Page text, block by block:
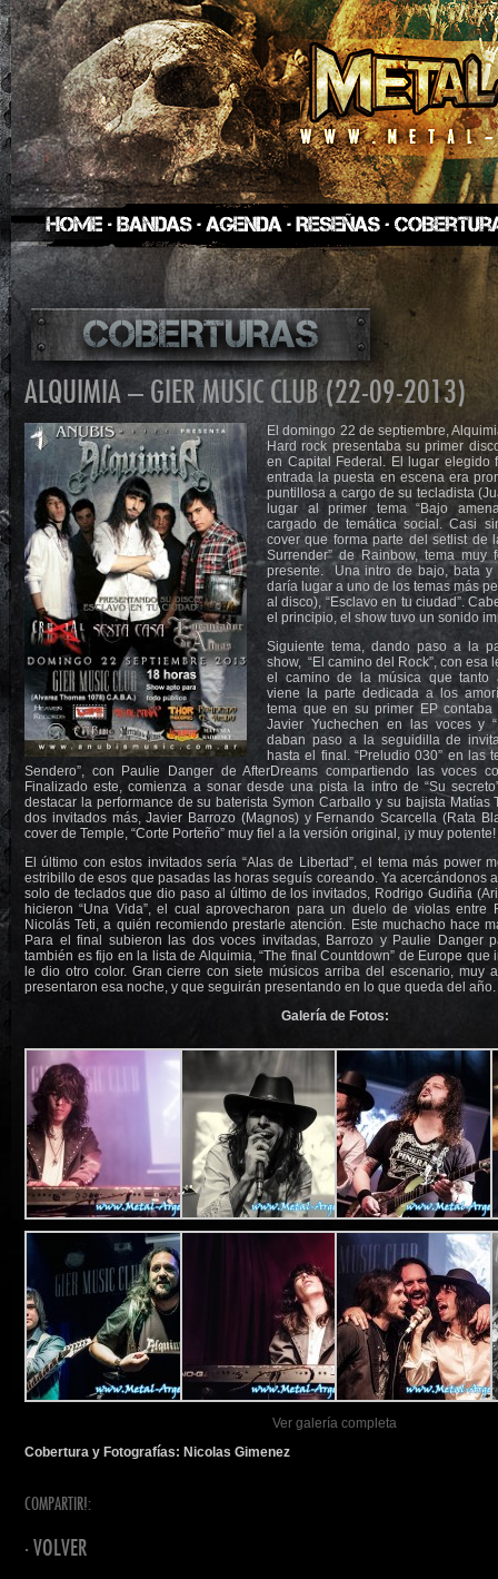
ALQUIMIA – GIER MUSIC CLUB (22-09-2013)
El domingo 22 de septiembre,
Hard rock presentaba su primer
en Capital Federal. El lugar elegido
entrada la puesta en escena era
puntillosa a cargo de su tecladista
lugar al primer tema “Bajo
cargado de temática social. Casi
cover que forma parte del setlist de
Surrender” de Rainbow, tema muy
presente. Una intro de bajo, bata y
daría lugar a uno de los temas más
al disco), “Esclavo en tu ciudad”.
el principio, el show tuvo un sonido
Siguiente tema, dando paso a la
show, “El camino del Rock”, con esa
el camino de la música que tanto
viene la parte dedicada a los
tema que en su primer EP
Javier Yuchechen en las voces y
daban paso a la seguidilla de
hasta el final. “Preludio 030” en las
Sendero”, con Paulie Danger de AfterDreams compartiendo las voces
Finalizado este, comienza a sonar desde una pista la intro de “Su
destacar la performance de su baterista Symon Carballo y su bajista Matías
dos invitados más, Javier Barrozo (Magnos) y Fernando Scarcella (Rata
cover de Temple, “Corte Porteño” muy fiel a la versión original, ¡y muy potente!
El último con estos invitados sería “Alas de Libertad”, el tema más power
estribillo de esos que pasadas las horas seguís coreando. Ya acercándonos
solo de teclados que dio paso al último de los invitados, Rodrigo Gudiña
hicieron “Una Vida”, el cual aprovecharon para un duelo de violas entre
Nicolás Teti, a quién recomiendo prestarle atención. Este muchacho hace
Para el final subieron las dos voces invitadas, Barrozo y Paulie Danger
también es fijo en la lista de Alquimia, “The final Countdown” de Europe que
le dio otro color. Gran cierre con siete músicos arriba del escenario, muy
presentaron esa noche, y que seguirán presentando en lo que queda del año.
Galería de Fotos:
Ver galería completa
Cobertura y Fotografías: Nicolas Gimenez
COMPARTIR!:
· VOLVER